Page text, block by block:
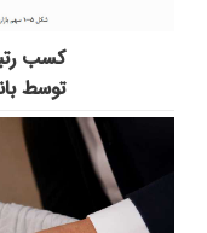
کسب
توسط